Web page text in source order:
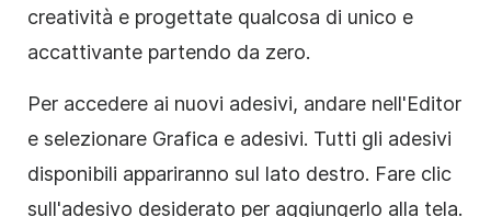
creatività e progettate qualcosa di unico e
accattivante partendo da zero.
Per accedere ai nuovi adesivi, andare nell'Editor
e selezionare Grafica e adesivi. Tutti gli adesivi
disponibili appariranno sul lato destro. Fare clic
sull'adesivo desiderato per aggiungerlo alla tela.